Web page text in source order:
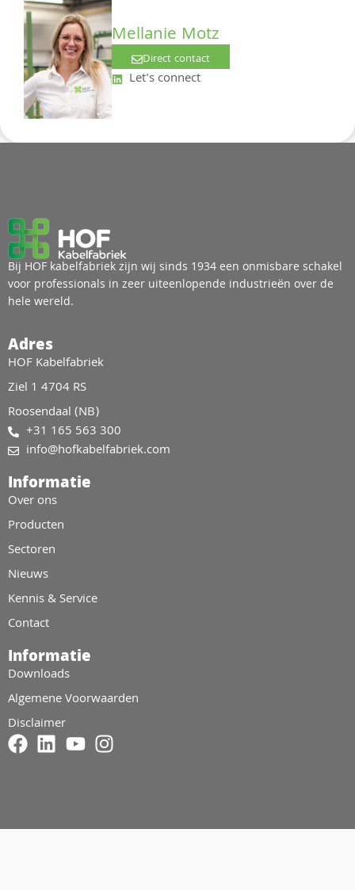
Mellanie Motz
Direct contact
Let's connect
Bij HOF kabelfabriek zijn wij sinds 1934 een onmisbare schakel
voor professionals in zeer uiteenlopende industrieën over de
hele wereld.
Informatie
Downloads
Algemene Voorwaarden
Disclaimer
Adres
HOF Kabelfabriek
Ziel 1 4704 RS
Roosendaal (NB)
+31 165 563 300
info@hofkabelfabriek.com
Informatie
Over ons
Producten
Sectoren
Nieuws
Kennis & Service
Contact